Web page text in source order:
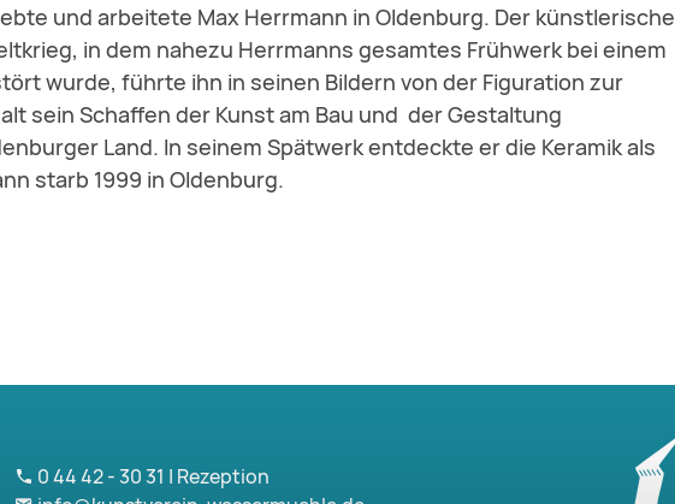
und arbeitete Max Herrmann in Oldenburg. Der künstlerische
in dem nahezu Herrmanns gesamtes Frühwerk bei einem
wurde, führte ihn in seinen Bildern von der Figuration zur
sein Schaffen der Kunst am Bau und der Gestaltung
Land. In seinem Spätwerk entdeckte er die Keramik als
starb 1999 in Oldenburg.
0 44 42 - 30 31 | Rezeption